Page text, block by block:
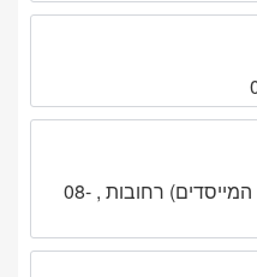
בני משה 25 (פינת הרצל, ליד גן המייסדים) רחובות , 08-